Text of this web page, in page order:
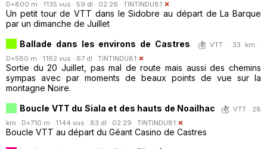
D+800 m · 1135 vus · 59 dl · 02:26 · TINTINDU81
Un petit tour de VTT dans le Sidobre au départ de La Barque
par un dimanche de Juillet
Ballade dans les environs de Castres
VTT · 33 km ·
D+580 m · 1162 vus · 67 dl · TINTINDU81
Sortie du 20 Juillet, pas mal de route mais aussi des chemins
sympas avec par moments de beaux points de vue sur la
montagne Noire.
Boucle VTT du Siala et des hauts de Noailhac
VTT · 28
km · D+710 m · 1144 vus · 83 dl · 02:29 · TINTINDU81
Boucle VTT au départ du Géant Casino de Castres